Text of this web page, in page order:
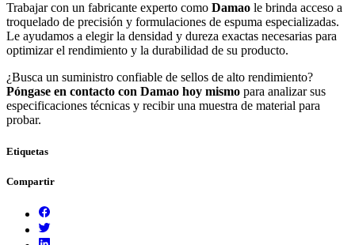
Trabajar con un fabricante experto como Damao le brinda acceso a
troquelado de precisión y formulaciones de espuma especializadas.
Le ayudamos a elegir la densidad y dureza exactas necesarias para
optimizar el rendimiento y la durabilidad de su producto.
¿Busca un suministro confiable de sellos de alto rendimiento?
Póngase en contacto con Damao hoy mismo para analizar sus
especificaciones técnicas y recibir una muestra de material para
probar.
Etiquetas
Compartir